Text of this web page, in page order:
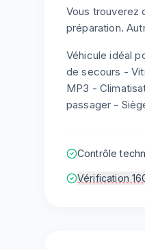
Vous trouverez
préparation.
Véhicule idéal
de secours -
MP3 -
passager -
Contrôle
Vérification